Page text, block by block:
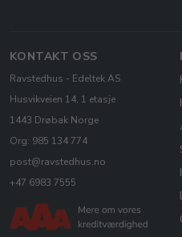
KONTAKT OSS
Ravstedhus - Edeltek AS
Husvikveien 14, 1 etasje
1443 Drøbak Norge
Org: 985 134 774
post@ravstedhus.no
+47 6983 7555